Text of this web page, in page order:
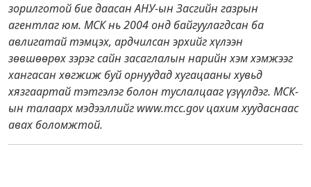
зорилготой бие даасан АНУ-ын Засгийн газрын
агентлаг юм. МСК нь 2004 онд байгуулагдсан ба
авлигатай тэмцэх, ардчилсан эрхийг хүлээн
зөвшөөрөх зэрэг сайн засаглалын нарийн хэм хэмжээг
хангасан хөгжиж буй орнуудад хугацааны хувьд
хязгаартай тэтгэлэг болон туслалцааг үзүүлдэг. МСК-
ын талаарх мэдээллийг www.mcc.gov цахим хуудаснаас
авах боломжтой.